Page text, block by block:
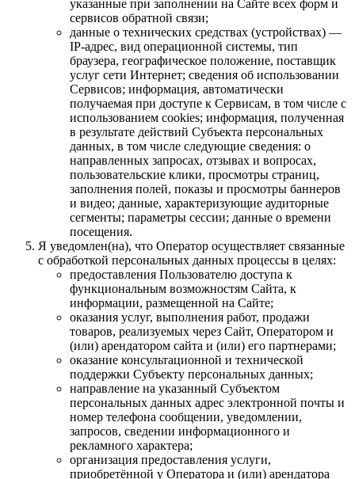
указанные при заполнении на Сайте всех форм и
сервисов обратной связи;
данные о технических средствах (устройствах) —
IP-адрес, вид операционной системы, тип
браузера, географическое положение, поставщик
услуг сети Интернет; сведения об использовании
Сервисов; информация, автоматически
получаемая при доступе к Сервисам, в том числе с
использованием cookies; информация, полученная
в результате действий Субъекта персональных
данных, в том числе следующие сведения: о
направленных запросах, отзывах и вопросах,
пользовательские клики, просмотры страниц,
заполнения полей, показы и просмотры баннеров
и видео; данные, характеризующие аудиторные
сегменты; параметры сессии; данные о времени
посещения.
Я уведомлен(на), что Оператор осуществляет связанные
с обработкой персональных данных процессы в целях:
предоставления Пользователю доступа к
функциональным возможностям Сайта, к
информации, размещенной на Сайте;
оказания услуг, выполнения работ, продажи
товаров, реализуемых через Сайт, Оператором и
(или) арендатором сайта и (или) его партнерами;
оказание консультационной и технической
поддержки Субъекту персональных данных;
направление на указанный Субъектом
персональных данных адрес электронной почты и
номер телефона сообщении, уведомлении,
запросов, сведении информационного и
рекламного характера;
организация предоставления услуги,
приобретённой у Оператора и (или) арендатора